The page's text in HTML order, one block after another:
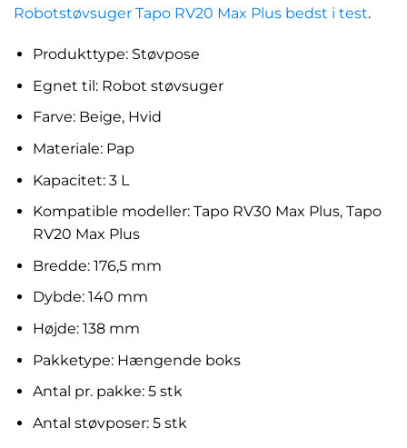
Robotstøvsuger Tapo RV20 Max Plus bedst i test.
Produkttype: Støvpose
Egnet til: Robot støvsuger
Farve: Beige, Hvid
Materiale: Pap
Kapacitet: 3 L
Kompatible modeller: Tapo RV30 Max Plus, Tapo
RV20 Max Plus
Bredde: 176,5 mm
Dybde: 140 mm
Højde: 138 mm
Pakketype: Hængende boks
Antal pr. pakke: 5 stk
Antal støvposer: 5 stk